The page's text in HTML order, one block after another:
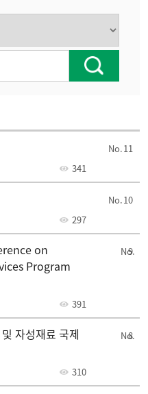
11
341
10
297
9
on
Program
391
8
자성재료 국제
310